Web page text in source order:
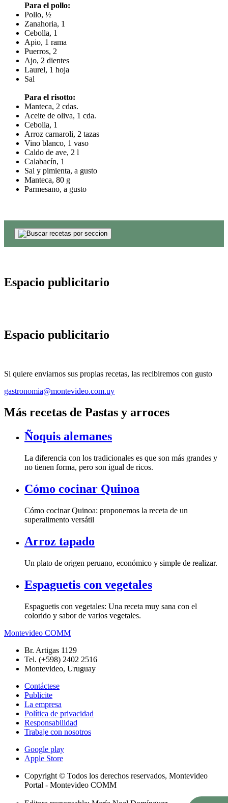
Para el pollo:
Pollo, ½
Zanahoria, 1
Cebolla, 1
Apio, 1 rama
Puerros, 2
Ajo, 2 dientes
Laurel, 1 hoja
Sal
Para el risotto:
Manteca, 2 cdas.
Aceite de oliva, 1 cda.
Cebolla, 1
Arroz carnaroli, 2 tazas
Vino blanco, 1 vaso
Caldo de ave, 2 l
Calabacín, 1
Sal y pimienta, a gusto
Manteca, 80 g
Parmesano, a gusto
Espacio publicitario
Espacio publicitario
Si quiere enviarnos sus propias recetas, las recibiremos con gusto
gastronomia@montevideo.com.uy
Más recetas de Pastas y arroces
Ñoquis alemanes
La diferencia con los tradicionales es que son más grandes y
no tienen forma, pero son igual de ricos.
Cómo cocinar Quinoa
Cómo cocinar Quinoa: proponemos la receta de un
superalimento versátil
Arroz tapado
Un plato de origen peruano, económico y simple de realizar.
Espaguetis con vegetales
Espaguetis con vegetales: Una receta muy sana con el
colorido y sabor de varios vegetales.
Montevideo COMM
Br. Artigas 1129
Tel. (+598) 2402 2516
Montevideo, Uruguay
Contáctese
Publicite
La empresa
Política de privacidad
Responsabilidad
Trabaje con nosotros
Google play
Apple Store
Copyright © Todos los derechos reservados, Montevideo
Portal - Montevideo COMM